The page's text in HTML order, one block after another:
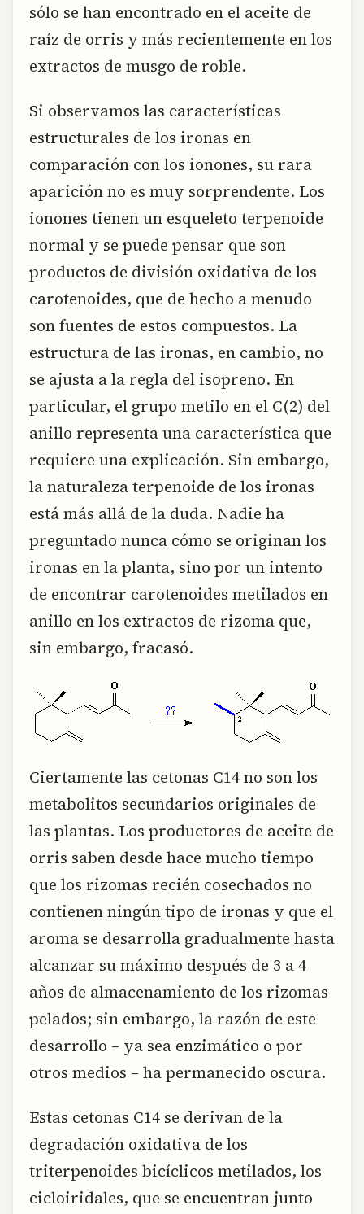
sólo se han encontrado en el aceite de
raíz de orris y más recientemente en los
extractos de musgo de roble.
Si observamos las características
estructurales de los ironas en
comparación con los ionones, su rara
aparición no es muy sorprendente. Los
ionones tienen un esqueleto terpenoide
normal y se puede pensar que son
productos de división oxidativa de los
carotenoides, que de hecho a menudo
son fuentes de estos compuestos. La
estructura de las ironas, en cambio, no
se ajusta a la regla del isopreno. En
particular, el grupo metilo en el C(2) del
anillo representa una característica que
requiere una explicación. Sin embargo,
la naturaleza terpenoide de los ironas
está más allá de la duda. Nadie ha
preguntado nunca cómo se originan los
ironas en la planta, sino por un intento
de encontrar carotenoides metilados en
anillo en los extractos de rizoma que,
sin embargo, fracasó.
Ciertamente las cetonas C14 no son los
metabolitos secundarios originales de
las plantas. Los productores de aceite de
orris saben desde hace mucho tiempo
que los rizomas recién cosechados no
contienen ningún tipo de ironas y que el
aroma se desarrolla gradualmente hasta
alcanzar su máximo después de 3 a 4
años de almacenamiento de los rizomas
pelados; sin embargo, la razón de este
desarrollo – ya sea enzimático o por
otros medios – ha permanecido oscura.
Estas cetonas C14 se derivan de la
degradación oxidativa de los
triterpenoides bicíclicos metilados, los
cicloiridales, que se encuentran junto